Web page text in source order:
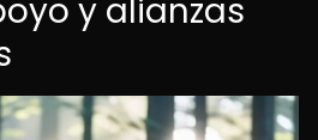
y alianzas